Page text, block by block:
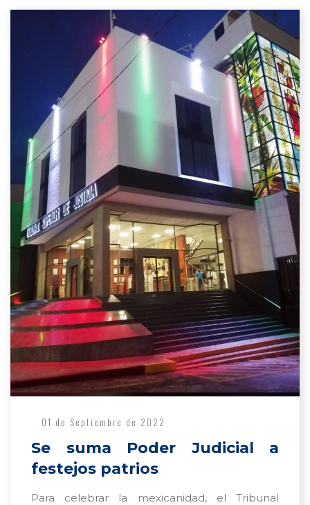
01 de Septiembre de 2022
Se suma Poder Judicial a
festejos patrios
Para celebrar la mexicanidad, el Tribunal